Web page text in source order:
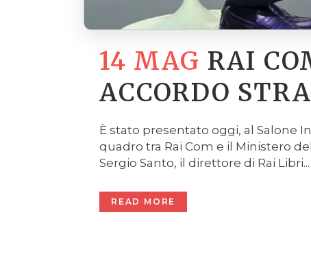
14 MAG RAI
ACCORDO
È stato presentato oggi, al Salone
quadro tra Rai Com e il Ministero
Sergio Santo, il direttore di Rai Libri...
READ MORE